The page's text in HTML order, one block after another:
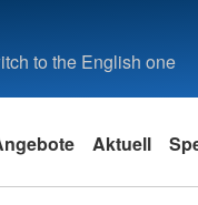
to the English one
Aktuell